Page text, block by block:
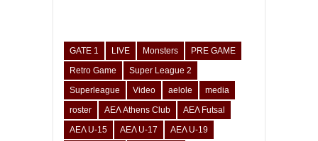
GATE 1 LIVE Monsters
PRE GAME
Retro Game
Super League 2
Superleague
Video aelole
media
roster
ΑΕΛ Athens Club
ΑΕΛ Futsal
ΑΕΛ U-15
ΑΕΛ U-17 ΑΕΛ U-19